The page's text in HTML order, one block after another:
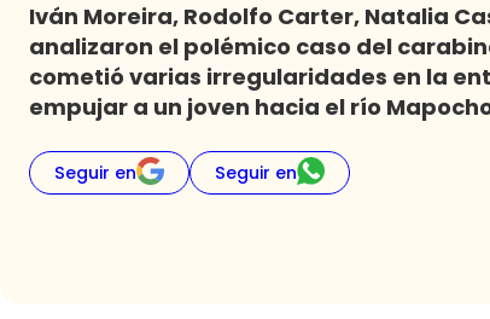
Iván Moreira, Rodolfo Carter, Natalia
analizaron el polémico caso del
cometió varias irregularidades en la
empujar a un joven hacia el río
Seguir en Seguir en